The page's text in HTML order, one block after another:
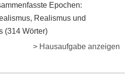
Epochen:
Realismus und
(314 Wörter)
> Hausaufgabe anzeigen